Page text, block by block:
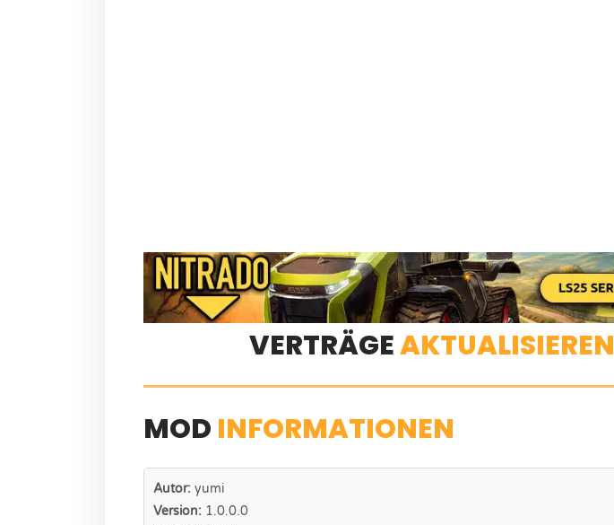
VERTRÄGEAKTUALISIEREN
MOD INFORMATIONEN
Autor: yumi
Version: 1.0.0.0